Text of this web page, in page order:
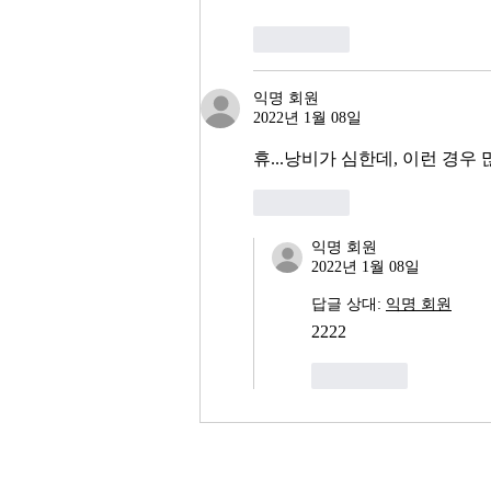
익명 회원
2022년 1월 08일
휴...낭비가 심한데, 이런 경우
익명 회원
2022년 1월 08일
답글 상대: 익명 회원
2222